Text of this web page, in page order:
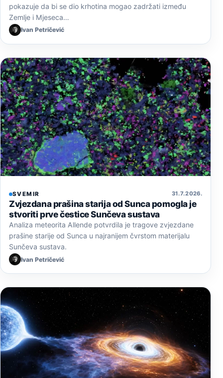
pokazuje da bi se dio krhotina mogao zadržati između
Zemlje i Mjeseca…
Ivan Petričević
SVEMIR 31. 7. 2026.
Zvjezdana prašina starija od Sunca pomogla je
stvoriti prve čestice Sunčeva sustava
Analiza meteorita Allende potvrdila je tragove zvjezdane
prašine starije od Sunca u najranijem čvrstom materijalu
Sunčeva sustava.
Ivan Petričević